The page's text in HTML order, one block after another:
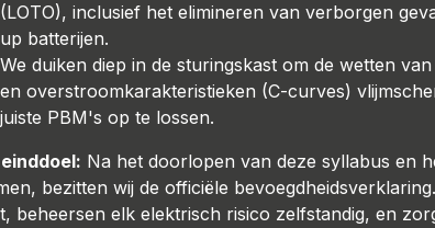
(LOTO), inclusief het elimineren van verborgen
up batterijen.
We duiken diep in de sturingskast om de wetten van
en overstroomkarakteristieken (C-curves)
juiste PBM's op te lossen.
Na het doorlopen van deze syllabus en
bezitten wij de officiële
beheersen elk elektrisch risico zelfstandig, en